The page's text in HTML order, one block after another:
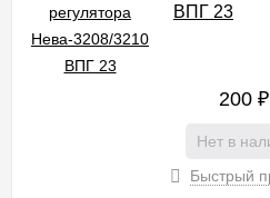
ВПГ 23
200 ₽
Нет в
Быстрый